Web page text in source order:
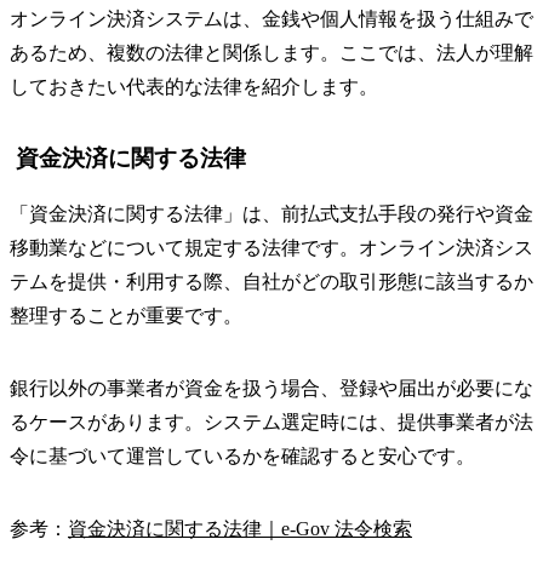
オンライン決済システムは、金銭や個人情報を扱う仕組みで
あるため、複数の法律と関係します。ここでは、法人が理解
しておきたい代表的な法律を紹介します。
資金決済に関する法律
「資金決済に関する法律」は、前払式支払手段の発行や資金
移動業などについて規定する法律です。オンライン決済シス
テムを提供・利用する際、自社がどの取引形態に該当するか
整理することが重要です。
銀行以外の事業者が資金を扱う場合、登録や届出が必要にな
るケースがあります。システム選定時には、提供事業者が法
令に基づいて運営しているかを確認すると安心です。
参考： 資金決済に関する法律｜e-Gov 法令検索